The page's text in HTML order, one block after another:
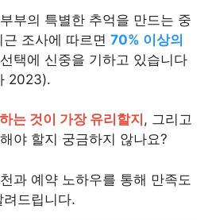
부의 특별한 추억을 만드는 중
조사에 따르면 70% 이상의
택에 신중을 기하고 있습니다
2023).
는 것이 가장 유리할지 , 그리고
야 할지 궁금하지 않나요?
과 예약 노하우를 통해 만족도
드립니다.